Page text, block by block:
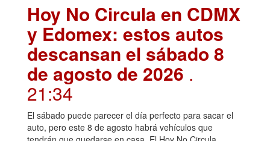
Hoy No Circula en CDMX
y Edomex: estos autos
descansan el sábado 8
de agosto de 2026 .
21:34
El sábado puede parecer el día perfecto para sacar el
auto, pero este 8 de agosto habrá vehículos que